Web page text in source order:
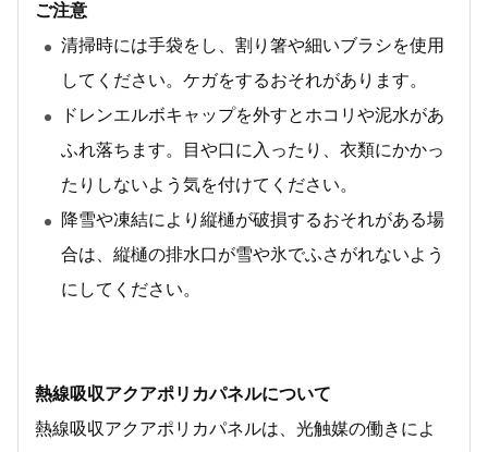
ご注意
清掃時には手袋をし、割り箸や細いブラシを使用
してください。ケガをするおそれがあります。
ドレンエルボキャップを外すとホコリや泥水があ
ふれ落ちます。目や口に入ったり、衣類にかかっ
たりしないよう気を付けてください。
降雪や凍結により縦樋が破損するおそれがある場
合は、縦樋の排水口が雪や氷でふさがれないよう
にしてください。
熱線吸収アクアポリカパネルについて
熱線吸収アクアポリカパネルは、光触媒の働きによ